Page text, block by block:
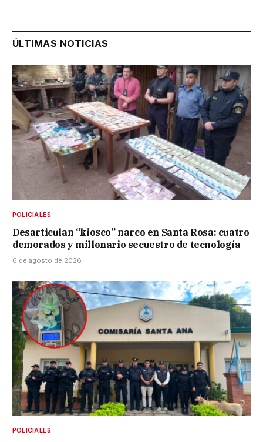
ÚLTIMAS NOTICIAS
POLICIALES
Desarticulan “kiosco” narco en Santa Rosa: cuatro
demorados y millonario secuestro de tecnología
6 de agosto de 2026
POLICIALES